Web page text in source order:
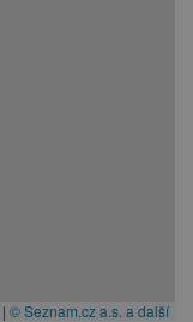
| © Seznam.cz a.s. a další